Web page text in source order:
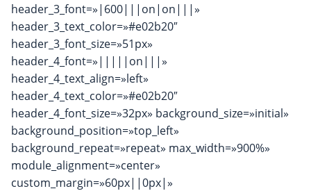
header_3_font=»|600|||on|on|||»
header_3_text_color=»#e02b20″
header_3_font_size=»51px»
header_4_font=»|||||on|||»
header_4_text_align=»left»
header_4_text_color=»#e02b20″
header_4_font_size=»32px» background_size=»initial»
background_position=»top_left»
background_repeat=»repeat» max_width=»900%»
module_alignment=»center»
custom_margin=»60px||0px|»